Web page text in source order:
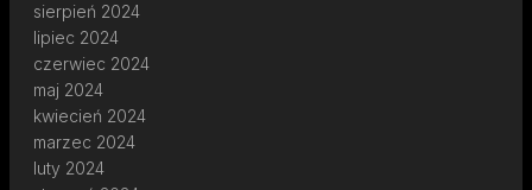
sierpień 2024
lipiec 2024
czerwiec 2024
maj 2024
kwiecień 2024
marzec 2024
luty 2024